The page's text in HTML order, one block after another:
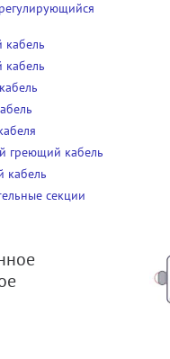
кабель
кабель
греющий кабель
кабель
секции